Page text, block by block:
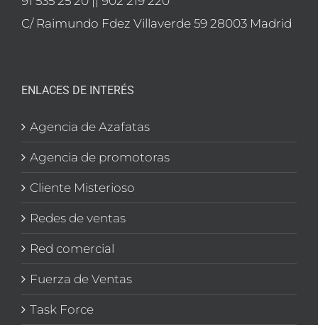
C/ Raimundo Fdez Villaverde 59 28003 Madrid
ENLACES DE INTERÉS
Agencia de Azafatas
Agencia de promotoras
Cliente Misterioso
Redes de ventas
Red comercial
Fuerza de Ventas
Task Force